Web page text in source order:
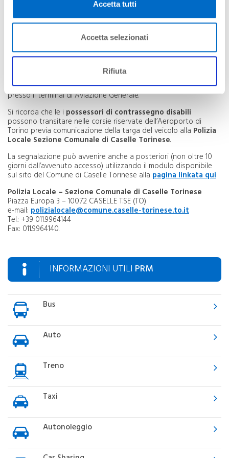
Accetta tutti
Accetta selezionati
Rifiuta
carico e scarico temporaneo
8 posti auto lungo la viabilità aeroportuale
livello Arrivi e 4 alle Partenze), mentre un posto è presente
presso il terminal di Aviazione Generale.
Si ricorda che le i possessori di contrassegno disabili
possono transitare nelle corsie riservate dell’Aeroporto di
Torino previa comunicazione della targa del veicolo alla Polizia
Locale Sezione Comunale di Caselle Torinese.
La segnalazione può avvenire anche a posteriori (non oltre 10
giorni dall’avvenuto accesso) utilizzando il modulo disponibile
sul sito del Comune di Caselle Torinese alla pagina linkata qui
Polizia Locale – Sezione Comunale di Caselle Torinese
Piazza Europa 3 – 10072 CASELLE T.SE (TO)
e-mail: polizialocale@comune.caselle-torinese.to.it
Tel.: +39 011.9964144
Fax: 011.9964140.
INFORMAZIONI UTILI PRM
Bus
Auto
Treno
Taxi
Autonoleggio